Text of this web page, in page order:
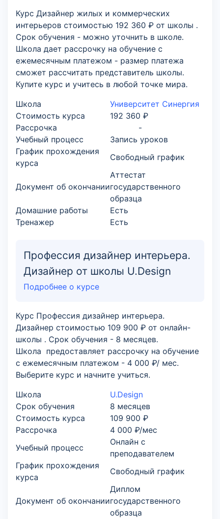
Курс Дизайнер жилых и коммерческих
интерьеров стоимостью 192 360 ₽ от школы .
Срок обучения - можно уточнить в школе.
Школа дает рассрочку на обучение с
ежемесячным платежом - размер платежа
сможет рассчитать представитель школы.
Купите курс и учитесь в любой точке мира.
Школа
Университет Синергия
Стоимость курса
192 360 ₽
Рассрочка
-
Учебный процесс
Запись уроков
График прохождения
курса
Свободный график
Документ об окончании
Аттестат
государственного
образца
Домашние работы
Есть
Тренажер
Есть
Профессия дизайнер интерьера.
Дизайнер от школы U.Design
Подробнее о курсе
Курс Профессия дизайнер интерьера.
Дизайнер стоимостью 109 900 ₽ от онлайн-
школы . Срок обучения - 8 месяцев.
Школа предоставляет рассрочку на обучение
с ежемесячным платежом - 4 000 ₽/ мес.
Выберите курс и начните учиться.
Школа
U.Design
Срок обучения
8 месяцев
Стоимость курса
109 900 ₽
Рассрочка
4 000 ₽/мес
Учебный процесс
Онлайн с
преподавателем
График прохождения
курса
Свободный график
Документ об окончании
Диплом
государственного
образца